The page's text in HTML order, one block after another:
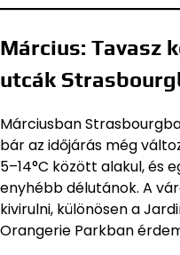
Március: Tavasz
utcák
Márciusban
bár az időjárás még
5–14°C között alakul, és
enyhébb délutánok. A
kivirulni, különösen a
Orangerie Parkban